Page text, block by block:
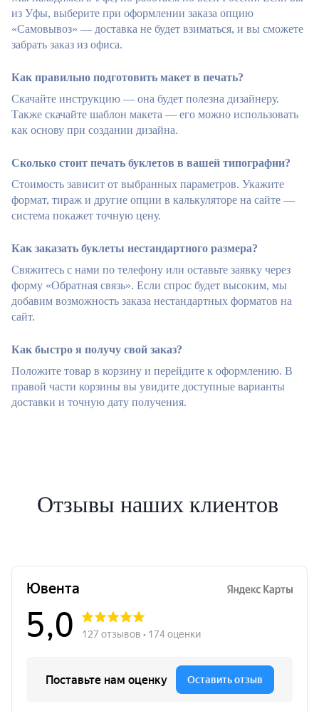
из Уфы, выберите при оформлении заказа опцию
«Самовывоз» — доставка не будет взиматься, и вы сможете
забрать заказ из офиса.
Как правильно подготовить макет в печать?
Скачайте инструкцию — она будет полезна дизайнеру.
Также скачайте шаблон макета — его можно использовать
как основу при создании дизайна.
Сколько стоит печать буклетов в вашей типографии?
Стоимость зависит от выбранных параметров. Укажите
формат, тираж и другие опции в калькуляторе на сайте —
система покажет точную цену.
Как заказать буклеты нестандартного размера?
Свяжитесь с нами по телефону или оставьте заявку через
форму «Обратная связь». Если спрос будет высоким, мы
добавим возможность заказа нестандартных форматов на
сайт.
Как быстро я получу свой заказ?
Положите товар в корзину и перейдите к оформлению. В
правой части корзины вы увидите доступные варианты
доставки и точную дату получения.
Отзывы наших клиентов